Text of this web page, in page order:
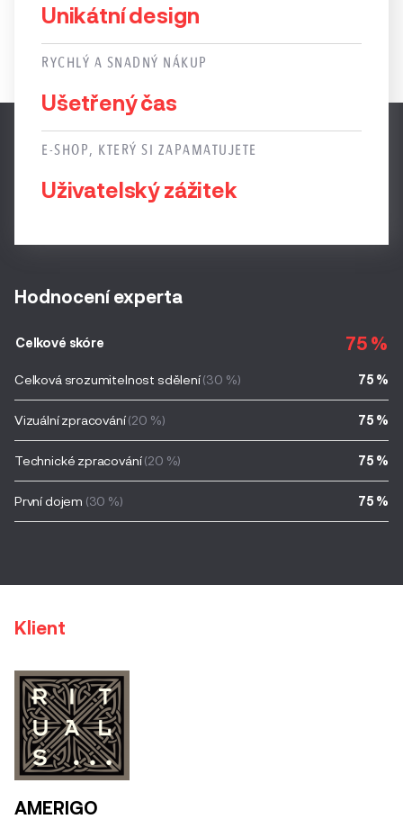
Unikátní design
RYCHLÝ A SNADNÝ NÁKUP
Ušetřený čas
E-SHOP, KTERÝ SI ZAPAMATUJETE
Uživatelský zážitek
Hodnocení experta
Celkové skóre 75 %
Celková srozumitelnost sdělení(30 %) 75 %
Vizuální zpracování(20 %) 75 %
Technické zpracování(20 %) 75 %
První dojem (30 %) 75 %
Klient
AMERIGO